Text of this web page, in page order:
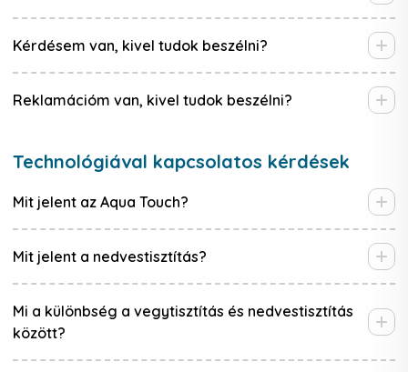
Kérdésem van, kivel tudok beszélni?
Reklamációm van, kivel tudok beszélni?
Technológiával kapcsolatos kérdések
Mit jelent az Aqua Touch?
Mit jelent a nedvestisztítás?
Mi a különbség a vegytisztítás és nedvestisztítás
között?